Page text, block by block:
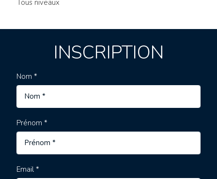
Tous niveaux
INSCRIPTION
Nom *
Prénom *
Email *